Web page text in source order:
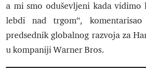
a mi smo oduševljeni kada vidimo
lebdi nad trgom“,
predsednik globalnog razvoja za
u kompaniji Warner Bros.